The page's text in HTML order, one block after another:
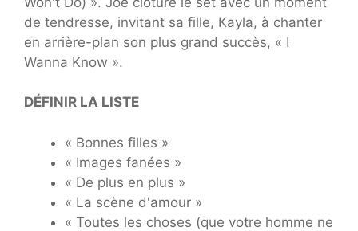
de tendresse, invitant sa fille, Kayla, à chanter
en arrière-plan son plus grand succès, « I
Wanna Know ».
DÉFINIR LA LISTE
« Bonnes filles »
« Images fanées »
« De plus en plus »
« La scène d'amour »
« Toutes les choses (que votre homme ne